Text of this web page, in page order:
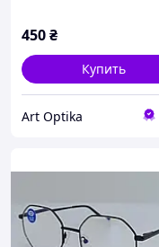
450₴
Купить
Art Optika